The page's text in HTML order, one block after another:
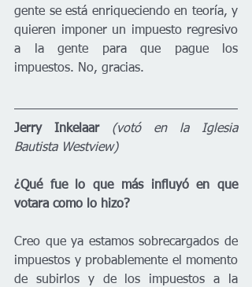
gente se está enriqueciendo en teoría, y
quieren imponer un impuesto regresivo
a la gente para que pague los
impuestos. No, gracias.
Jerry Inkelaar
(votó en la Iglesia
Bautista Westview)
¿Qué fue lo que más influyó en que
votara como lo hizo?
Creo que ya estamos sobrecargados de
impuestos y probablemente el momento
de subirlos y de los impuestos a la